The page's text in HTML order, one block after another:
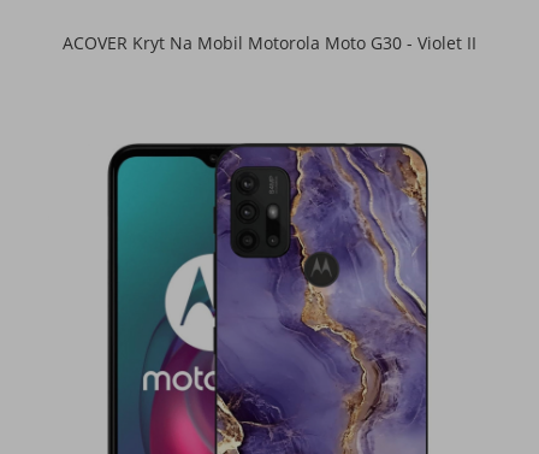
ACOVER Kryt Na Mobil Motorola Moto G30 - Violet II